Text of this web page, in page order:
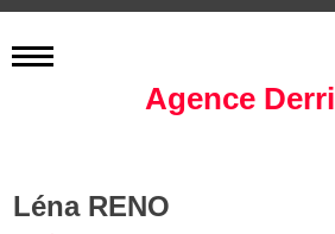
Agence
Léna RENO